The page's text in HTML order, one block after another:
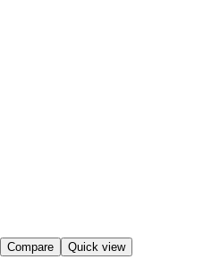
Compare Quick view